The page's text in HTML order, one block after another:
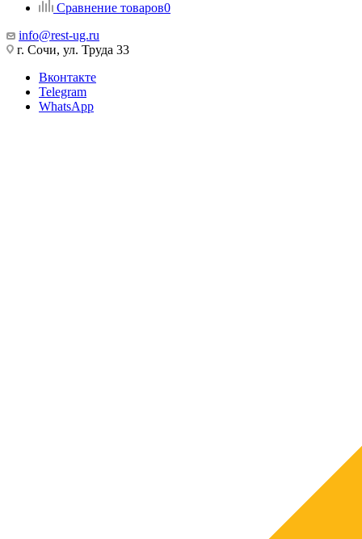
Сравнение товаров0
info@rest-ug.ru
г. Сочи, ул. Труда 33
Вконтакте
Telegram
WhatsApp